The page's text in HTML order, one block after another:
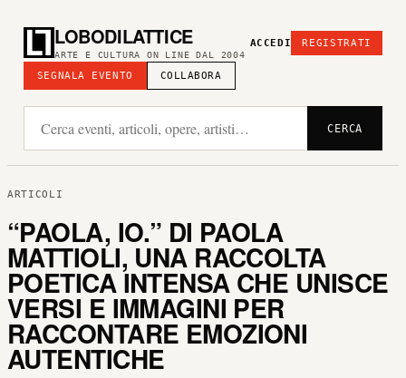
LOBODILATTICE
ARTE E CULTURA ON LINE DAL 2004
SEGNALA EVENTO COLLABORA
ACCEDI REGISTRATI
CERCA
ARTICOLI
“PAOLA, IO.” DI PAOLA
MATTIOLI, UNA RACCOLTA
POETICA INTENSA CHE UNISCE
VERSI E IMMAGINI PER
RACCONTARE EMOZIONI
AUTENTICHE